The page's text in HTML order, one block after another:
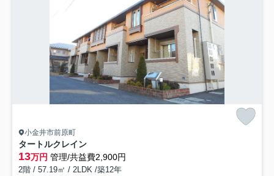
小金井市前原町
タートルクレイン
13万円 管理/共益費2,900円
2階 / 57.19㎡ / 2LDK /築12年